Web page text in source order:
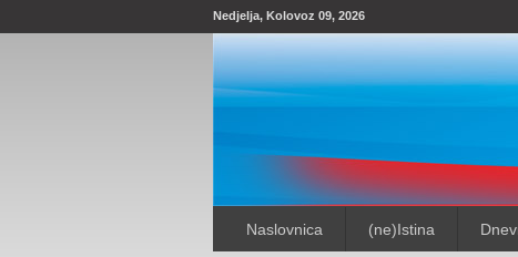
Nedjelja, Kolovoz 09, 2026
Naslovnica (ne)Istina